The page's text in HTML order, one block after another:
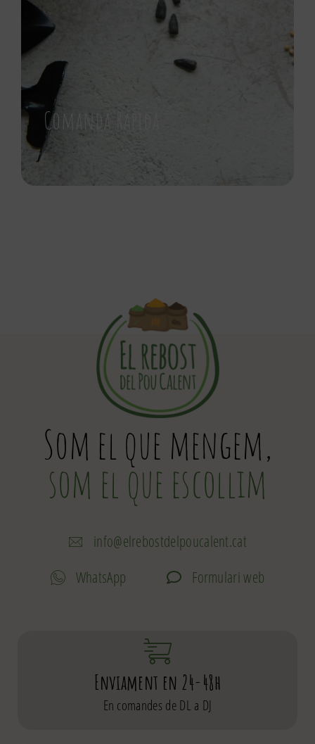
Comanda Rápida
Som el que mengem,
som el que escollim
info@elrebostdelpoucalent.cat
WhatsApp
Formulari web
Enviament en 24-48h
En comandes de DL a DJ